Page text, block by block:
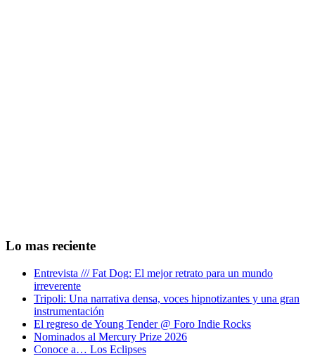
Lo mas reciente
Entrevista /// Fat Dog: El mejor retrato para un mundo
irreverente
Tripoli: Una narrativa densa, voces hipnotizantes y una gran
instrumentación
El regreso de Young Tender @ Foro Indie Rocks
Nominados al Mercury Prize 2026
Conoce a… Los Eclipses